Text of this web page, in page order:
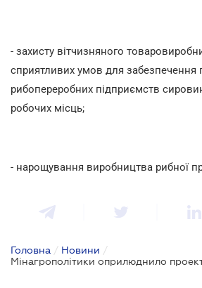
- захисту вітчизняного
сприятливих умов для забезпечення
рибопереробних підприємств
робочих місць;
- нарощування виробництва рибної
Головна / Новини /